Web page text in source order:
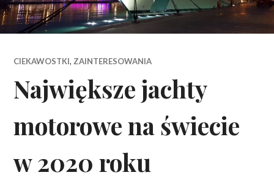
CIEKAWOSTKI, ZAINTERESOWANIA
Największe jachty
motorowe na świecie
w 2020 roku